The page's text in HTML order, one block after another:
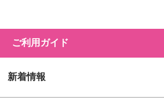
ご利用ガイド
新着情報